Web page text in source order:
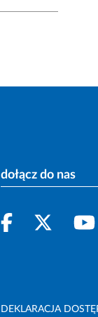
dołącz do nas
DEKLARACJA